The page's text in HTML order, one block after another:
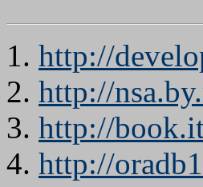
http://
http://
http://
http://